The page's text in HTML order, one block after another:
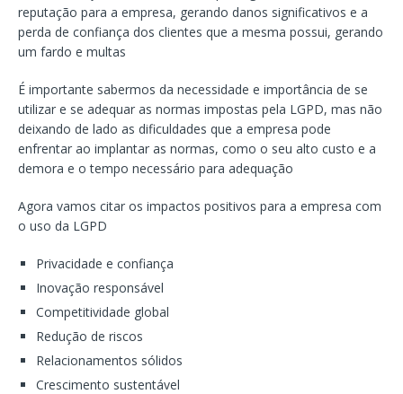
reputação para a empresa, gerando danos significativos e a
perda de confiança dos clientes que a mesma possui, gerando
um fardo e multas
É importante sabermos da necessidade e importância de se
utilizar e se adequar as normas impostas pela LGPD, mas não
deixando de lado as dificuldades que a empresa pode
enfrentar ao implantar as normas, como o seu alto custo e a
demora e o tempo necessário para adequação
Agora vamos citar os impactos positivos para a empresa com
o uso da LGPD
Privacidade e confiança
Inovação responsável
Competitividade global
Redução de riscos
Relacionamentos sólidos
Crescimento sustentável